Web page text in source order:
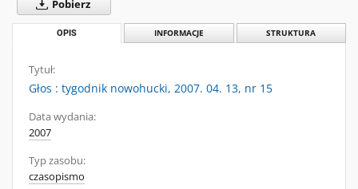
Pobierz
OPIS INFORMACJE STRUKTURA
Tytuł:
Głos : tygodnik nowohucki, 2007. 04. 13, nr 15
Data wydania:
2007
Typ zasobu:
czasopismo